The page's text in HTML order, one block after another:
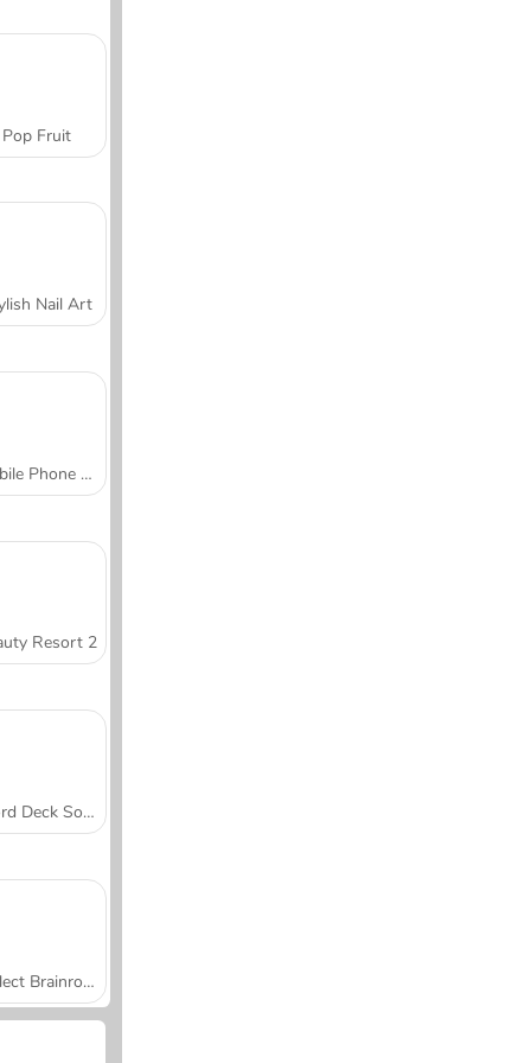
Pop Fruit
Nail Art
Mobile Phone Case Design & DIY
Resort 2
Word Deck Solitaire
Collect Brainrot Arena